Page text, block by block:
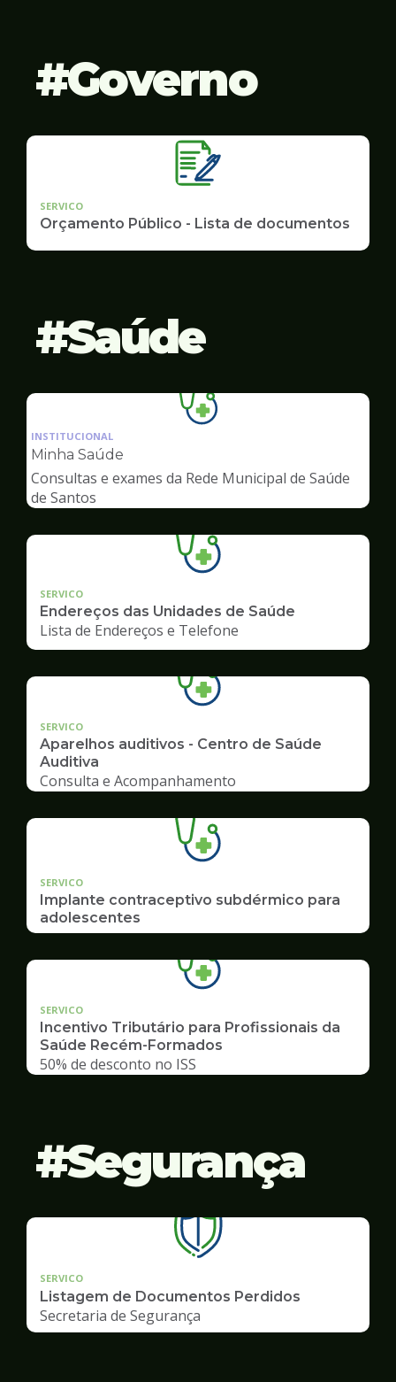
Governo
SERVICO
Orçamento Público - Lista de documentos
Saúde
Ilustração
da
de
Saúde
INSTITUCIONAL
Minha Saúde
Consultas e exames da Rede Municipal de Saúde
de Santos
SERVICO
Endereços das Unidades de Saúde
Lista de Endereços e Telefone
SERVICO
Aparelhos auditivos - Centro de Saúde
Auditiva
Consulta e Acompanhamento
SERVICO
Implante contraceptivo subdérmico para
adolescentes
SERVICO
Incentivo Tributário para Profissionais da
Saúde Recém-Formados
50% de desconto no ISS
Segurança
SERVICO
Listagem de Documentos Perdidos
Secretaria de Segurança